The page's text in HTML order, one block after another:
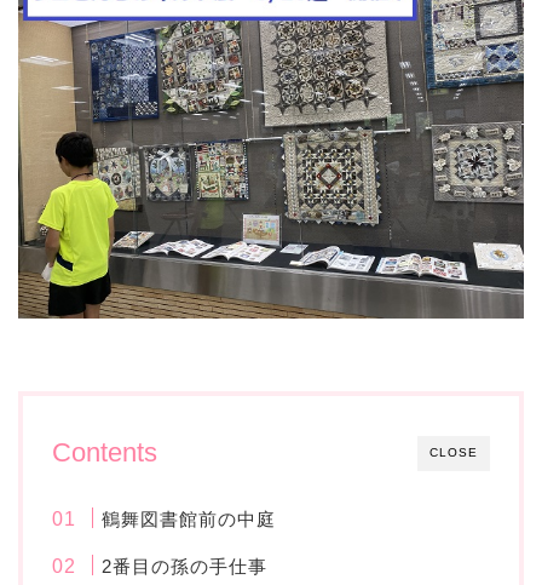
CLOSE
Contents
鶴舞図書館前の中庭
2番目の孫の手仕事